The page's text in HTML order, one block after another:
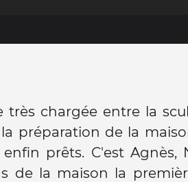
très chargée entre la
préparation de la
prêts. C'est Agnès,
de la maison la